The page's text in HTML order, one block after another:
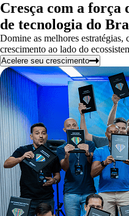
Cresça com a força
de tecnologia do
Domine as melhores estratégias,
crescimento ao lado do
Acelere seu crescimento